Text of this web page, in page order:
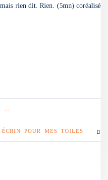
rien dit. Rien. (5mn) coréalisé
…
POUR MES TOILES